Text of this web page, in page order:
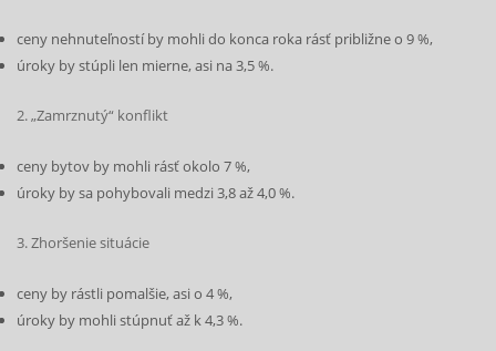
ceny nehnuteľností by mohli do konca roka rásť približne o 9 %,
úroky by stúpli len mierne, asi na 3,5 %.
2. „Zamrznutý“ konflikt
ceny bytov by mohli rásť okolo 7 %,
úroky by sa pohybovali medzi 3,8 až 4,0 %.
3. Zhoršenie situácie
ceny by rástli pomalšie, asi o 4 %,
úroky by mohli stúpnuť až k 4,3 %.